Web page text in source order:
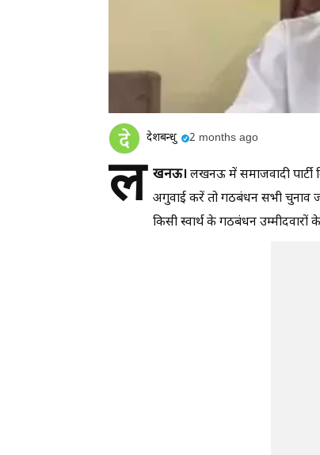
देशबन्धु 2 months ago
ल खनऊ। लखनऊ में समाजवादी पार्टी
अगुवाई करें तो गठबंधन सभी चुनाव
किसी स्वार्थ के गठबंधन उम्मीदवारों के